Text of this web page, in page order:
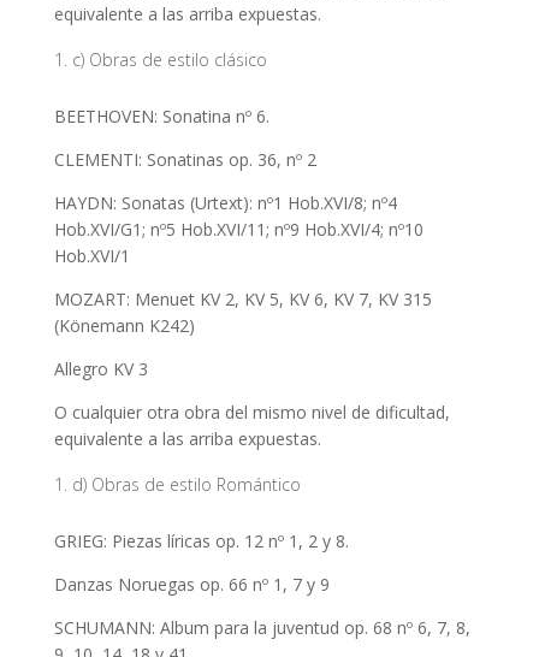
equivalente a las arriba expuestas.
c) Obras de estilo clásico
BEETHOVEN: Sonatina nº 6.
CLEMENTI: Sonatinas op. 36, nº 2
HAYDN: Sonatas (Urtext): nº1 Hob.XVI/8; nº4
Hob.XVI/G1; nº5 Hob.XVI/11; nº9 Hob.XVI/4; nº10
Hob.XVI/1
MOZART: Menuet KV 2, KV 5, KV 6, KV 7, KV 315
(Könemann K242)
Allegro KV 3
O cualquier otra obra del mismo nivel de dificultad,
equivalente a las arriba expuestas.
d) Obras de estilo Romántico
GRIEG: Piezas líricas op. 12 nº 1, 2 y 8.
Danzas Noruegas op. 66 nº 1, 7 y 9
SCHUMANN: Album para la juventud op. 68 nº 6, 7, 8,